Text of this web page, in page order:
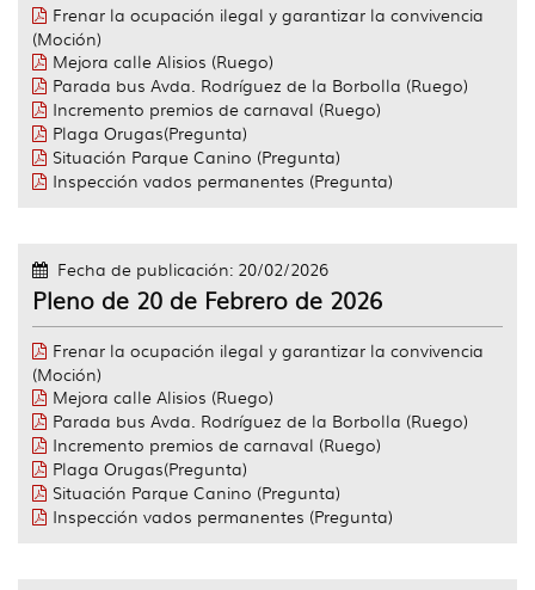
Frenar la ocupación ilegal y garantizar la convivencia
(Moción)
Mejora calle Alisios (Ruego)
Parada bus Avda. Rodríguez de la Borbolla (Ruego)
Incremento premios de carnaval (Ruego)
Plaga Orugas(Pregunta)
Situación Parque Canino (Pregunta)
Inspección vados permanentes (Pregunta)
Fecha de publicación: 20/02/2026
Pleno de 20 de Febrero de 2026
Frenar la ocupación ilegal y garantizar la convivencia
(Moción)
Mejora calle Alisios (Ruego)
Parada bus Avda. Rodríguez de la Borbolla (Ruego)
Incremento premios de carnaval (Ruego)
Plaga Orugas(Pregunta)
Situación Parque Canino (Pregunta)
Inspección vados permanentes (Pregunta)